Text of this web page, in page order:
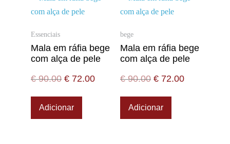
Essenciais
Mala em ráfia bege
com alça de pele
€90.00 € 72.00
Adicionar
bege
Mala em ráfia bege
com alça de pele
€90.00 € 72.00
Adicionar